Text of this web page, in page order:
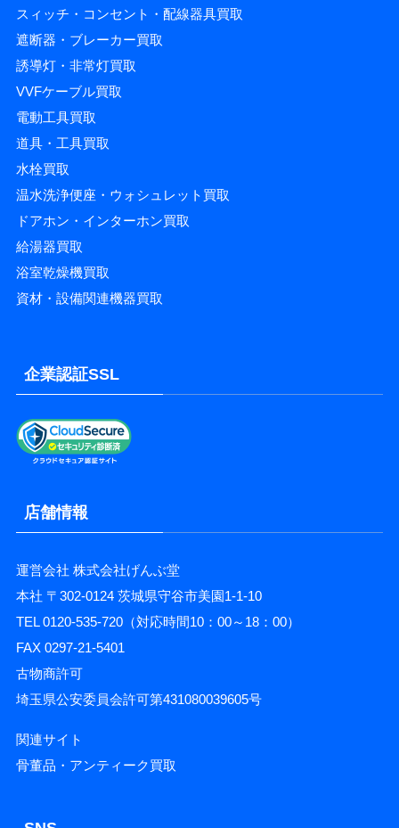
スィッチ・コンセント・配線器具買取
遮断器・ブレーカー買取
誘導灯・非常灯買取
VVFケーブル買取
電動工具買取
道具・工具買取
水栓買取
温水洗浄便座・ウォシュレット買取
ドアホン・インターホン買取
給湯器買取
浴室乾燥機買取
資材・設備関連機器買取
企業認証SSL
店舗情報
運営会社 株式会社げんぶ堂
本社 〒302-0124 茨城県守谷市美園1-1-10
TEL 0120-535-720（対応時間10：00～18：00）
FAX 0297-21-5401
古物商許可
埼玉県公安委員会許可第431080039605号
関連サイト
骨董品・アンティーク買取